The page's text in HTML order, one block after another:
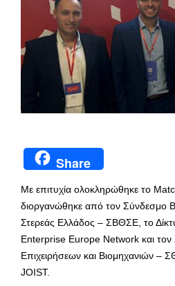
Share
Με επιτυχία ολοκληρώθηκε το
διοργανώθηκε από τον Σύνδεσμο
Στερεάς Ελλάδος – ΣΒΘΣΕ, το
Enterprise Europe Network και
Επιχειρήσεων και Βιομηχανιών –
JOIST.